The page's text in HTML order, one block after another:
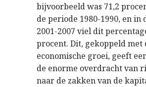
bijvoorbeeld was 71,2
de periode 1980-1990, en in
2001-2007 viel dit
procent. Dit, gekoppeld met
economische groei, geeft
de enorme overdracht van
naar de zakken van de